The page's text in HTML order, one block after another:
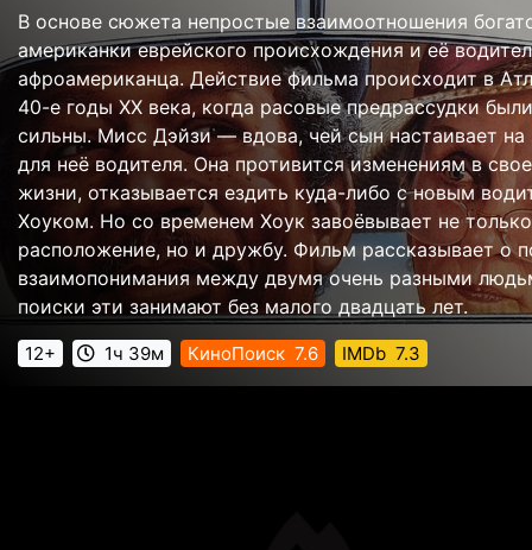
В основе сюжета непростые взаимоотношения
американки еврейского происхождения и её
афроамериканца. Действие фильма происходит в
40-е годы XX века, когда расовые предрассудки
сильны. Мисс Дэйзи — вдова, чей сын настаивает на
для неё водителя. Она противится изменениям в
жизни, отказывается ездить куда-либо с новым
Хоуком. Но со временем Хоук завоёвывает не
расположение, но и дружбу. Фильм рассказывает о
взаимопонимания между двумя очень разными
поиски эти занимают без малого двадцать лет.
12+ 1ч 39м КиноПоиск 7.6 IMDb 7.3